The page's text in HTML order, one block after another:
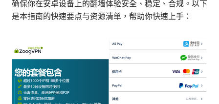
确保你在安卓设备上的翻墙体验安全、稳定、合规。以下
是本指南的快速要点与资源清单，帮助你快速上手：